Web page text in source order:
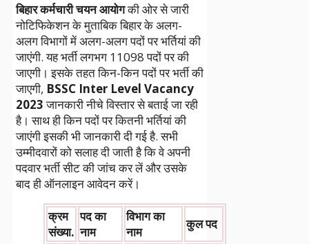
बिहार कर्मचारी चयन आयोगकी ओर से जारी
नोटिफिकेशन के मुताबिक बिहार के अलग-
अलग विभागों में अलग-अलग पदों पर भर्तियां की
जाएंगी. यह भर्ती लगभग 11098 पदों पर की
जाएगी। इसके तहत किन-किन पदों पर भर्ती की
जाएगी, BSSC Inter Level Vacancy
2023जानकारी नीचे विस्तार से बताई जा रही
है। साथ ही किन पदों पर कितनी भर्तियां की
जाएंगी इसकी भी जानकारी दी गई है. सभी
उम्मीदवारों को सलाह दी जाती है कि वे अपनी
पदवार भर्ती सीट की जांच कर लें और उसके
बाद ही ऑनलाइन आवेदन करें।
क्रम
संख्या.
पद का
नाम
विभाग का
नाम
कुल पद